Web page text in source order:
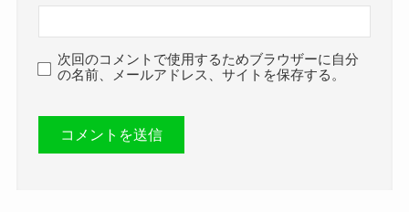
次回のコメントで使用するためブラウザーに自分
の名前、メールアドレス、サイトを保存する。